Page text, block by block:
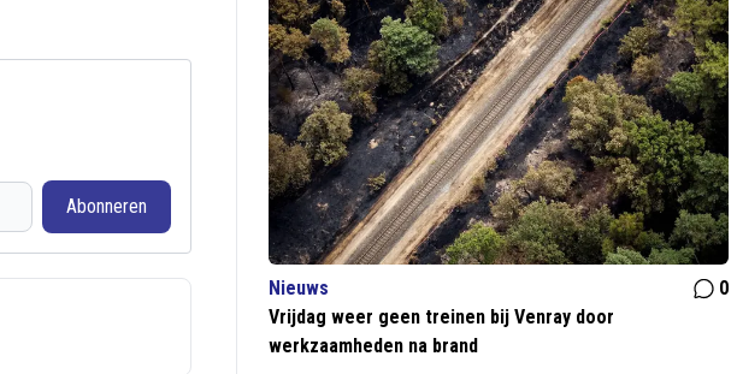
Abonneren
Nieuws
0
Vrijdag weer geen treinen bij Venray door
werkzaamheden na brand